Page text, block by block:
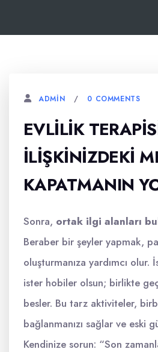
ADMIN 0 COMMENTS
EVLILIK
İLIŞKINIZDEKI
KAPATMANIN
Sonra, ortak ilgi alanları
Beraber bir şeyler yapmak,
oluşturmanıza yardımcı olur.
ister hobiler olsun; birlikte
besler. Bu tarz aktiviteler,
bağlanmanızı sağlar ve eski
Kendinize sorun: “Son